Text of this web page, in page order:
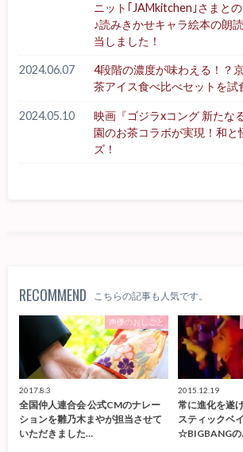
ニット｢JAMkitchen｣さまと
♪読みきかせキャラ絵本の朗
当しました！
2024.06.07
4段階の濃度が味わえる！？
茶アイス食べ比べセットを試
2024.05.10
映画『ゴジラxコング 新たな
園のお茶コラボが実現！和と
ズ！
RECOMMEND こちらの記事も人気です。
声優のおしごと
2017.8.3
全国仲人連合会 公式CMのナレー
ションを雛乃木まやが担当させて
いただきました…
2015.12.19
常に進化を遂
スティックベ
☆BIGBANG